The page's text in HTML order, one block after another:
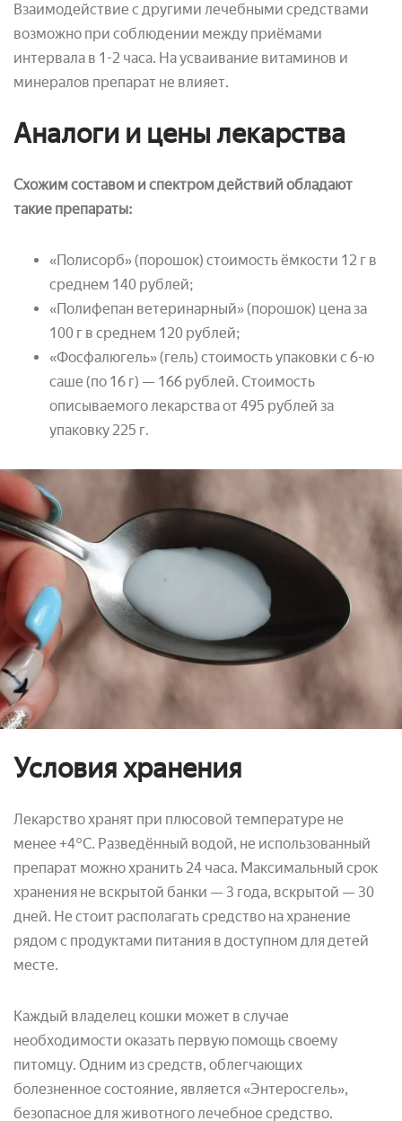
Взаимодействие с другими лечебными средствами
возможно при соблюдении между приёмами
интервала в 1-2 часа. На усваивание витаминов и
минералов препарат не влияет.
Аналоги и цены лекарства
Схожим составом и спектром действий обладают
такие препараты:
«Полисорб» (порошок) стоимость ёмкости 12 г в
среднем 140 рублей;
«Полифепан ветеринарный» (порошок) цена за
100 г в среднем 120 рублей;
«Фосфалюгель» (гель) стоимость упаковки с 6-ю
саше (по 16 г) — 166 рублей. Стоимость
описываемого лекарства от 495 рублей за
упаковку 225 г.
Условия хранения
Лекарство хранят при плюсовой температуре не
менее +4°С. Разведённый водой, не использованный
препарат можно хранить 24 часа. Максимальный срок
хранения не вскрытой банки — 3 года, вскрытой — 30
дней. Не стоит располагать средство на хранение
рядом с продуктами питания в доступном для детей
месте.
Каждый владелец кошки может в случае
необходимости оказать первую помощь своему
питомцу. Одним из средств, облегчающих
болезненное состояние, является «Энтеросгель»,
безопасное для животного лечебное средство.